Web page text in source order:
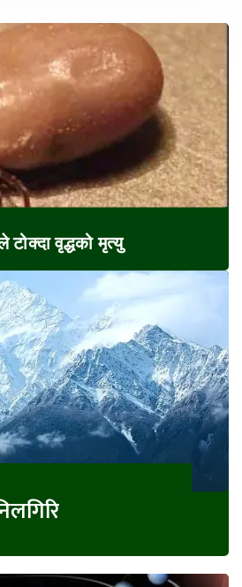
टोक्दा वृद्धको मृत्यु